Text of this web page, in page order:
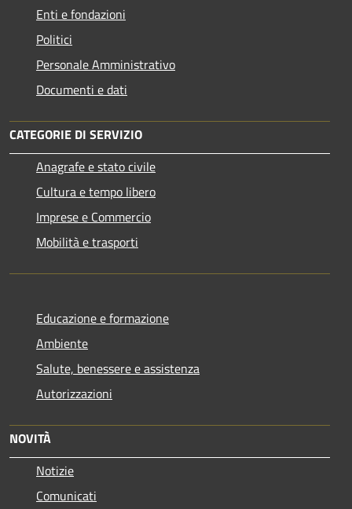
Enti e fondazioni
Politici
Personale Amministrativo
Documenti e dati
CATEGORIE DI SERVIZIO
Anagrafe e stato civile
Cultura e tempo libero
Imprese e Commercio
Mobilità e trasporti
Educazione e formazione
Ambiente
Salute, benessere e assistenza
Autorizzazioni
NOVITÀ
Notizie
Comunicati